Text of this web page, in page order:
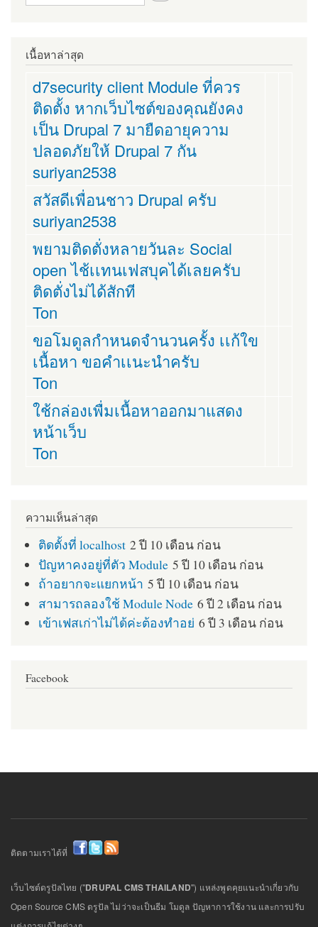
เนื้อหาล่าสุด
d7security client Module ที่ควร
ติดตั้ง หากเว็บไซต์ของคุณยังคง
เป็น Drupal 7 มายืดอายุความ
ปลอดภัยให้ Drupal 7 กัน
suriyan2538
สวัสดีเพื่อนชาว Drupal ครับ
suriyan2538
พยามติดตั่งหลายวันละ Social
open ไช้เเทนเฟสบุคได้เลยครับ
ติดตั่งไม่ได้สักที
Ton
ขอโมดูลกำหนดจำนวนครั้ง เเก้ใข
เนื้อหา ขอคำเเนะนำครับ
Ton
ใช้กล่องเพื่มเนื้อหาออกมาแสดง
หน้าเว็บ
Ton
ความเห็นล่าสุด
ติดตั้งที่ localhost 2 ปี 10 เดือน ก่อน
ปัญหาคงอยู่ที่ตัว Module 5 ปี 10 เดือน ก่อน
ถ้าอยากจะแยกหน้า 5 ปี 10 เดือน ก่อน
สามารถลองใช้ Module Node 6 ปี 2 เดือน ก่อน
เข้าเฟสเก่าไม่ได้ค่ะต้องทำอย่ 6 ปี 3 เดือน ก่อน
Facebook
ติดตามเราได้ที่
เว็บไซต์ดรูปัลไทย ("DRUPAL CMS THAILAND") แหล่งพูดคุยแนะนำเกี่ยวกับ
Open Source CMS ดรูปัล ไม่ว่าจะเป็นธีม โมดูล ปัญหาการใช้งาน และการปรับ